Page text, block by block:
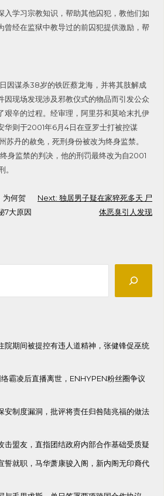
入学习宗教知识，帮助其他囚犯，教他们如
曾经在监狱中教导过的前囚犯提供激励，帮
因谋杀38岁的铁匠蔡龙海，并将其肢解成
因现场发现涉及邪教仪式的物品而引发公众
艰辛的过程。经审理，阿里芬和莫哈末扎伊
华则于2001年6月4日在亚罗士打被控谋
苏丹的赦免，死刑身份被改为终身监禁。
身监禁的判决，他的刑罚最终改为自2001
。
为何贺
7大原因
Next: 独居男子疑在家猝死多天 尸
体恶臭引人发现
院期间被提控有违人道精神，张健锋促巫统
霸凌后直播离世，ENHYPEN粉丝圈争议
安制度漏洞，批评将责任归咎陆兆福的做法
击盟友，直指团结政府内部合作基础受质疑
誓就职，马华萧康骏入阁，新内阁无印裔代